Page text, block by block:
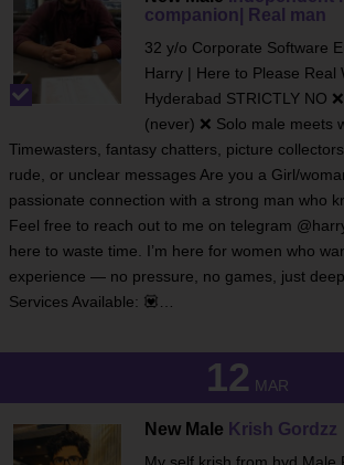
companion| Real man
32 y/o Corporate Software
Harry | Here to Please Real
Hyderabad STRICTLY NO
(never) ❌ Solo male meets
Timewasters, fantasy chatters, picture collectors
rude, or unclear messages Are you a Girl/
passionate connection with a strong man who
Feel free to reach out to me on telegram
here to waste time. I’m here for women who
experience — no pressure, no games, just
Services Available: 💟…
12 MAR
New Male Krish Gordzz